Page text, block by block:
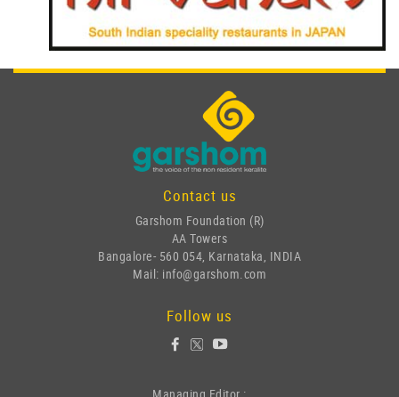
Contact us
Garshom Foundation (R)
AA Towers
Bangalore- 560 054, Karnataka, INDIA
Mail: info@garshom.com
Follow us